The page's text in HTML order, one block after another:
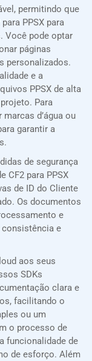
permitindo que
PPSX para
Você pode optar
páginas
personalizados.
e a
PPSX de alta
Para
d’água ou
garantir a
de segurança
CF2 para PPSX
de ID do Cliente
Os documentos
e
e
aos seus
SDKs
clara e
facilitando o
ou um
o processo de
funcionalidade de
de esforço. Além